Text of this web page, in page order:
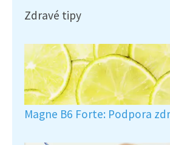
Zdravé tipy
Magne B6 Forte: Podpora